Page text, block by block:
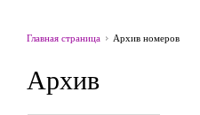
Главная страница Архив номеров
Архив